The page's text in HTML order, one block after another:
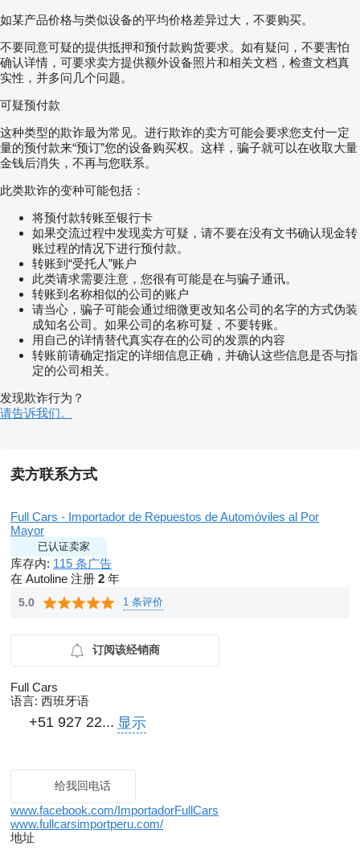
如某产品价格与类似设备的平均价格差异过大，不要购买。
不要同意可疑的提供抵押和预付款购货要求。如有疑问，不要害怕
确认详情，可要求卖方提供额外设备照片和相关文档，检查文档真
实性，并多问几个问题。
可疑预付款
这种类型的欺诈最为常见。进行欺诈的卖方可能会要求您支付一定
量的预付款来“预订”您的设备购买权。这样，骗子就可以在收取大量
金钱后消失，不再与您联系。
此类欺诈的变种可能包括：
将预付款转账至银行卡
如果交流过程中发现卖方可疑，请不要在没有文书确认现金转
账过程的情况下进行预付款。
转账到“受托人”账户
此类请求需要注意，您很有可能是在与骗子通讯。
转账到名称相似的公司的账户
请当心，骗子可能会通过细微更改知名公司的名字的方式伪装
成知名公司。如果公司的名称可疑，不要转账。
用自己的详情替代真实存在的公司的发票的内容
转账前请确定指定的详细信息正确，并确认这些信息是否与指
定的公司相关。
发现欺诈行为？
请告诉我们。
卖方联系方式
Full Cars - Importador de Repuestos de Automóviles al Por
Mayor
已认证卖家
库存内: 115 条广告
在 Autoline 注册 2 年
5.0 1 条评价
订阅该经销商
Full Cars
语言: 西班牙语
+51 927 22... 显示
给我回电话
www.facebook.com/ImportadorFullCars
www.fullcarsimportperu.com/
地址